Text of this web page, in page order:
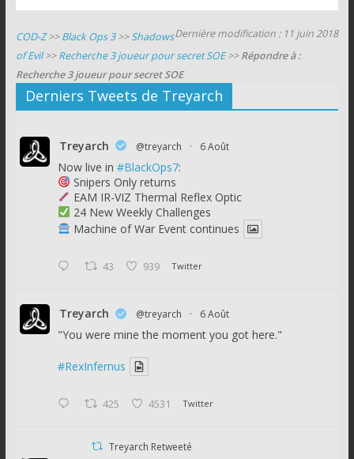
Dernière modification : 11 juin 2018
COD-Z>>Black Ops 3>>Shadows
of Evil>>Recherche 3 joueur pour secret SOE>>Répondre à :
Recherche 3 joueur pour secret SOE
Derniers Tweets de Treyarch
Treyarch @treyarch · 6 Août
Now live in #BlackOps7:
Snipers Only returns
EAM IR-VIZ Thermal Reflex Optic
24 New Weekly Challenges
Machine of War Event continues
43 939 Twitter
Treyarch @treyarch · 6 Août
"You were mine the moment you got here."
#RexInfernus
425 4531 Twitter
Treyarch Retweeté